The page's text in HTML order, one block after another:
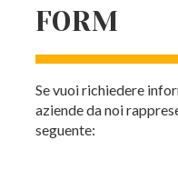
FORM
Se vuoi richiedere
aziende da noi
seguente: